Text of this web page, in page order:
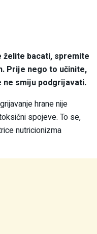
želite bacati, spremite
Prije nego to učinite,
smiju podgrijavati.
hrane nije
spojeve. To se,
nutricionizma